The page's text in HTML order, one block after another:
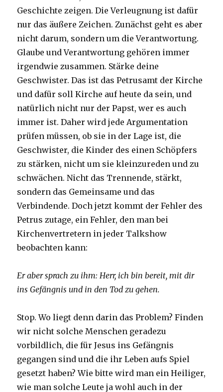
Geschichte zeigen. Die Verleugnung ist dafür
nur das äußere Zeichen. Zunächst geht es aber
nicht darum, sondern um die Verantwortung.
Glaube und Verantwortung gehören immer
irgendwie zusammen. Stärke deine
Geschwister. Das ist das Petrusamt der Kirche
und dafür soll Kirche auf heute da sein, und
natürlich nicht nur der Papst, wer es auch
immer ist. Daher wird jede Argumentation
prüfen müssen, ob sie in der Lage ist, die
Geschwister, die Kinder des einen Schöpfers
zu stärken, nicht um sie kleinzureden und zu
schwächen. Nicht das Trennende, stärkt,
sondern das Gemeinsame und das
Verbindende. Doch jetzt kommt der Fehler des
Petrus zutage, ein Fehler, den man bei
Kirchenvertretern in jeder Talkshow
beobachten kann:
Er aber sprach zu ihm: Herr, ich bin bereit, mit dir
ins Gefängnis und in den Tod zu gehen.
Stop. Wo liegt denn darin das Problem? Finden
wir nicht solche Menschen geradezu
vorbildlich, die für Jesus ins Gefängnis
gegangen sind und die ihr Leben aufs Spiel
gesetzt haben? Wie bitte wird man ein Heiliger,
wie man solche Leute ja wohl auch in der